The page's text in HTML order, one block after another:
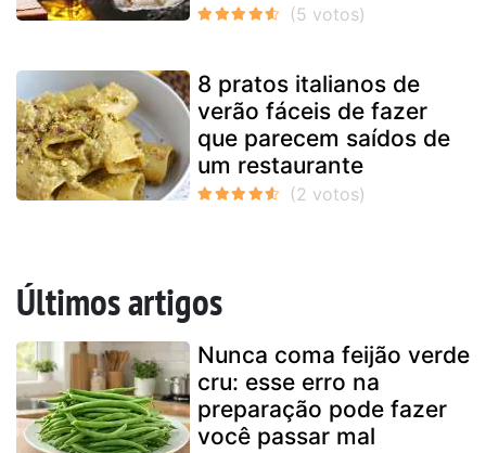
8 pratos italianos de
verão fáceis de fazer
que parecem saídos de
um restaurante
Últimos artigos
Nunca coma feijão verde
cru: esse erro na
preparação pode fazer
você passar mal